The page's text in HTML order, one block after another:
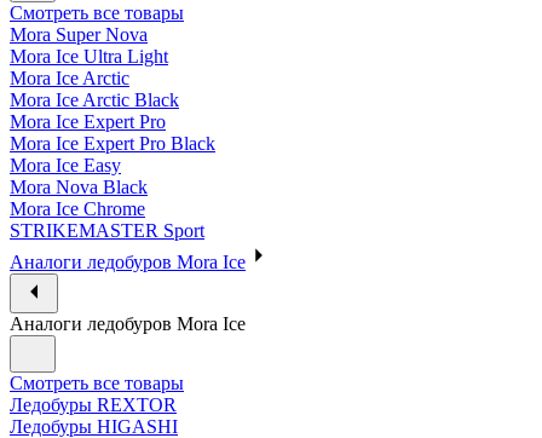
Смотреть все товары
Mora Super Nova
Mora Ice Ultra Light
Mora Ice Arctic
Mora Ice Arctic Black
Mora Ice Expert Pro
Mora Ice Expert Pro Black
Mora Ice Easy
Mora Nova Black
Mora Ice Chrome
STRIKEMASTER Sport
Аналоги ледобуров Mora Ice
Аналоги ледобуров Mora Ice
Смотреть все товары
Ледобуры REXTOR
Ледобуры HIGASHI